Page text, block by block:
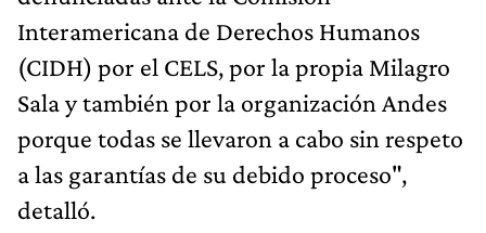
Interamericana de Derechos Humanos
(CIDH) por el CELS, por la propia Milagro
Sala y también por la organización Andes
porque todas se llevaron a cabo sin respeto
a las garantías de su debido proceso",
detalló.